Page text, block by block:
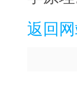
返回